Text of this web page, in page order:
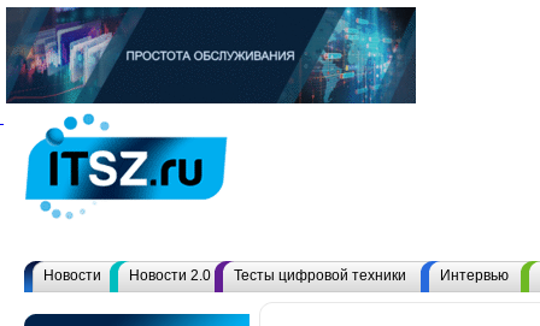
Новости Новости 2.0 Тесты цифровой техники Интервью